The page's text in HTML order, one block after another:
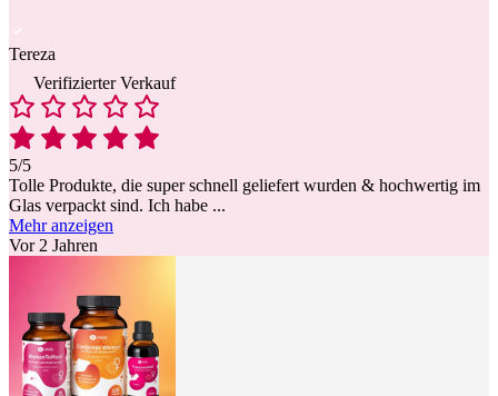
Tereza
Verifizierter Verkauf
5/5
Tolle Produkte, die super schnell geliefert wurden & hochwertig im
Glas verpackt sind. Ich habe ...
Mehr anzeigen
Vor 2 Jahren